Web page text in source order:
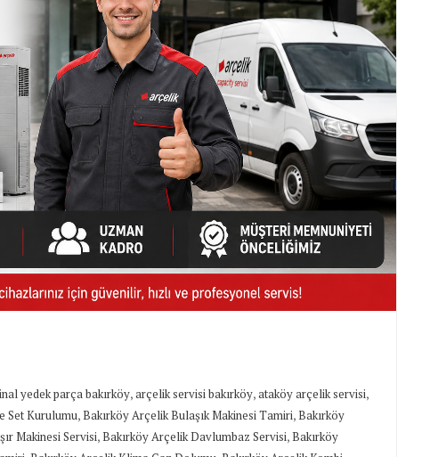
yedek parça bakırköy,arçelik servisi bakırköy,ataköy arçelik servisi,
Set Kurulumu,Bakırköy Arçelik Bulaşık Makinesi Tamiri,Bakırköy
Makinesi Servisi,Bakırköy Arçelik Davlumbaz Servisi,Bakırköy